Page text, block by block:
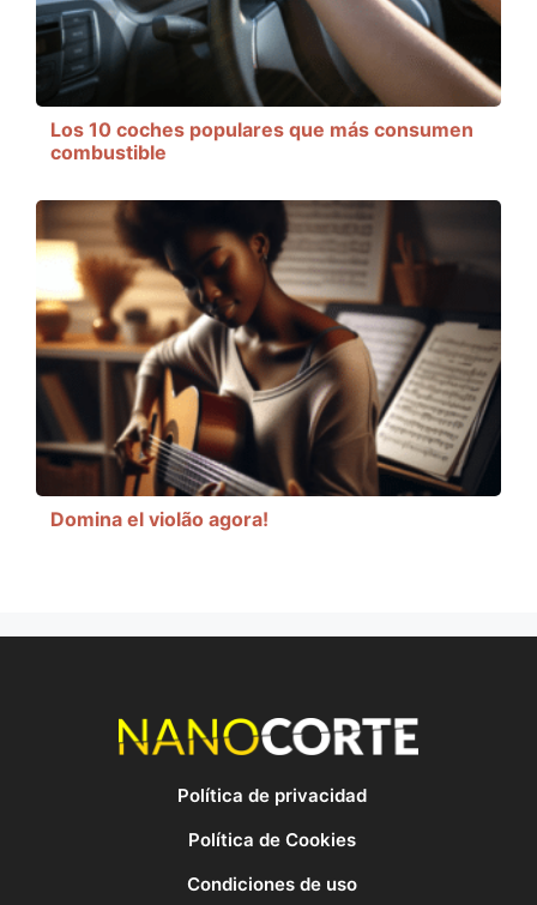
Los 10 coches populares que más consumen
combustible
Domina el violão agora!
Política de privacidad
Política de Cookies
Condiciones de uso